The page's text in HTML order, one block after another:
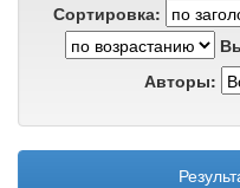
Сортировка:
Авторы: